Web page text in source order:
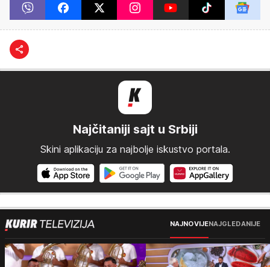
Najčitaniji sajt u Srbiji
Skini aplikaciju za najbolje iskustvo portala.
NAJNOVIJENAJGLEDANIJE